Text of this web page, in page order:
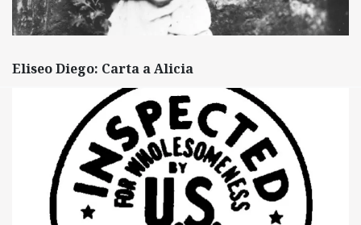
Eliseo Diego: Carta a Alicia